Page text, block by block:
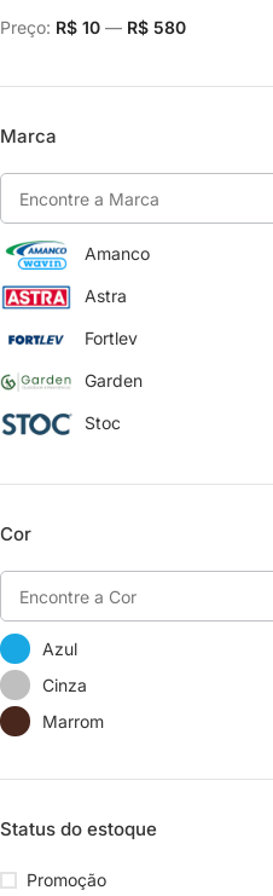
Perfil para Drywall
Placas Drywall
Portas Drywall
DIVISÓRIAS
Perfil para Divisória
Portas para Divisórias
Preço: R$ 10 — R$ 580
Marca
Amanco
Astra
Fortlev
Garden
Stoc
Cor
Azul
Cinza
Marrom
Status do estoque
Promoção